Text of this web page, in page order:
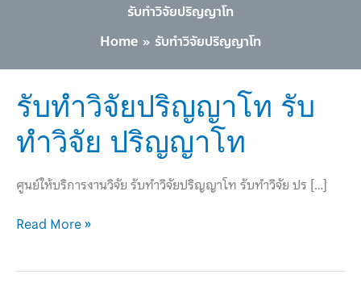
รับทำวิจัยปริญญาโท
Home
รับทำวิจัยปริญญาโท
รับทำวิจัยปริญญาโท รับ
ทำวิจัย ปริญญาโท
ศูนย์ให้บริการงานวิจัย รับทำวิจัยปริญญาโท รับทำวิจัย ปร […]
รับ
ทำ
วิจัย
ปริญญา
โท
รับ
ทำ
โท
Read More »